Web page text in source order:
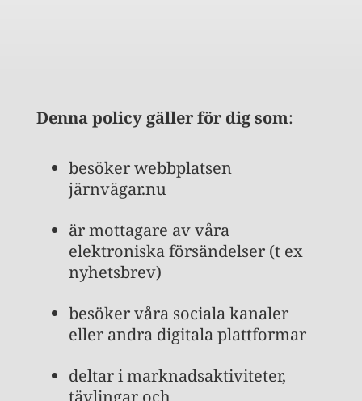
Denna policy gäller för dig som:
besöker webbplatsen
järnvägar.nu
är mottagare av våra
elektroniska försändelser (t ex
nyhetsbrev)
besöker våra sociala kanaler
eller andra digitala plattformar
deltar i marknadsaktiviteter,
tävlingar och